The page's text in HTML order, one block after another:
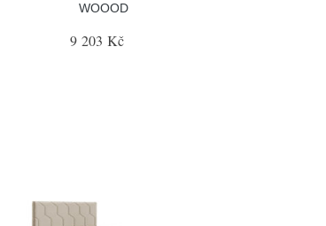
WOOOD
9 203 Kč